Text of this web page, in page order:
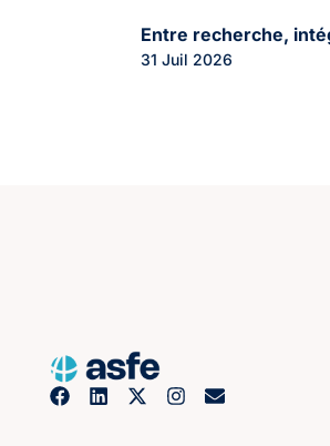
Entre recherche,
31 Juil 2026